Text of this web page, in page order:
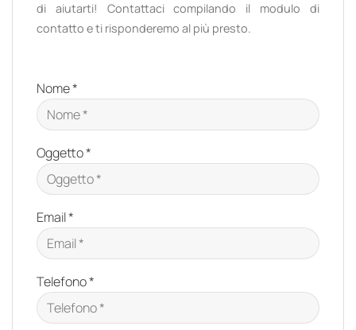
di aiutarti! Contattaci compilando il modulo di
contatto e ti risponderemo al più presto.
Nome *
Oggetto *
Email *
Telefono *